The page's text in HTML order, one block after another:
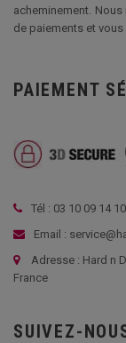
acheminement.
de paiements et
PAIEMENT
Tél : 03 10 09 14 10
Email :
Adresse : Hard n
France
SUIVEZ-